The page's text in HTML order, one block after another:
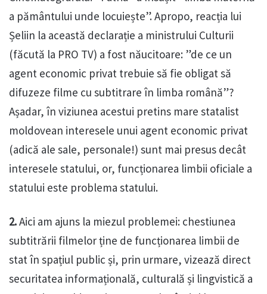
a pământului unde locuiește”. Apropo, reacția lui
Șeliin la această declarație a ministrului Culturii
(făcută la PRO TV) a fost năucitoare: ”de ce un
agent economic privat trebuie să fie obligat să
difuzeze filme cu subtitrare în limba română”?
Așadar, în viziunea acestui pretins mare statalist
moldovean interesele unui agent economic privat
(adică ale sale, personale!) sunt mai presus decât
interesele statului, or, funcționarea limbii oficiale a
statului este problema statului.
2.Aici am ajuns la miezul problemei: chestiunea
subtitrării filmelor ține de funcționarea limbii de
stat în spațiul public și, prin urmare, vizează direct
securitatea informațională, culturală și lingvistică a